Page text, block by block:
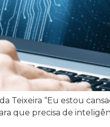
Teixeira “Eu estou
que precisa de